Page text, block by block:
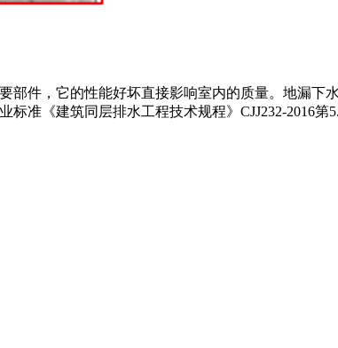
件，它的性能好坏直接影响室内的质量。地漏下
准《建筑同层排水工程技术规程》CJJ232-2016第